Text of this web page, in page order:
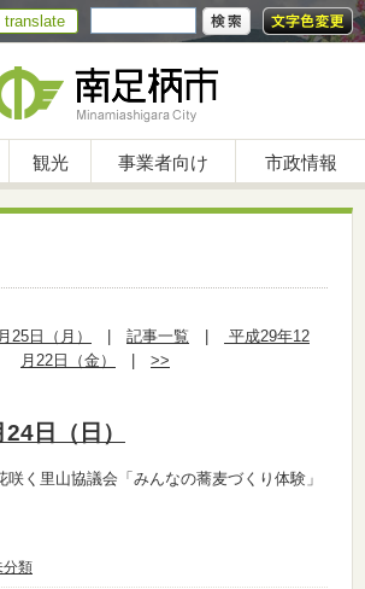
translate
観光 事業者向け 市政情報
25日（月） 記事一覧
平成29年12
月22日（金）
>>
日（日）
く里山協議会「みんなの蕎麦づくり体験」
分類